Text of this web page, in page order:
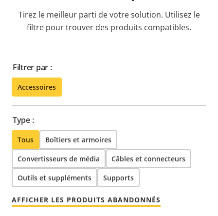
Tirez le meilleur parti de votre solution. Utilisez le
filtre pour trouver des produits compatibles.
Filtrer par :
Accessoires
Type :
Tous Boîtiers et armoires
Convertisseurs de média Câbles et connecteurs
Outils et suppléments Supports
AFFICHER LES PRODUITS ABANDONNÉS